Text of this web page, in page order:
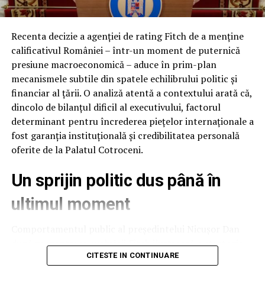
Recenta decizie a agenției de rating Fitch de a menține
calificativul României – într-un moment de puternică
presiune macroeconomică – aduce în prim-plan
mecanismele subtile din spatele echilibrului politic și
financiar al țării. O analiză atentă a contextului arată că,
dincolo de bilanțul dificil al executivului, factorul
determinant pentru încrederea piețelor internaționale a
fost garanția instituțională și credibilitatea personală
oferite de la Palatul Cotroceni.
Un sprijin politic dus până în
ultimul moment
după prezentarea evaluării Fitch ilustrează o strategie
de protejare a stabilității naționale. Deși raportul
CITESTE IN CONTINUARE